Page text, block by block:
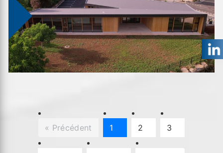
« Précédent 1 2 3